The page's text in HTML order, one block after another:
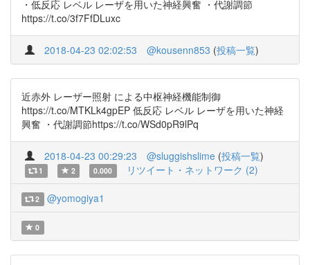
・低反応 レベル レーザを用いた神経興奮 ・代謝調節
https://t.co/3f7FfDLuxc
2018-04-23 02:02:53 @kousenn853 (投稿一覧)
近赤外 レーザー照射 による中枢神経機能制御
https://t.co/MTKLk4gpEP 低反応 レベル レーザを用いた神経
興奮 ・代謝調節https://t.co/WSd0pR9lPq
2018-04-23 00:29:23 @sluggishslime (投稿一覧)
1 2 0.000 リツイート・ネットワーク (2)
2 @yomogiya1
0